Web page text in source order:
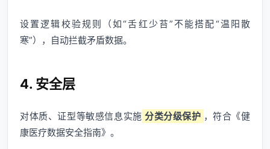
设置逻辑校验规则（如“舌红少苔”不能搭配“温阳散
寒”），自动拦截矛盾数据。
4. 安全层
对体质、证型等敏感信息实施 分类分级保护 ，符合《健
康医疗数据安全指南》。